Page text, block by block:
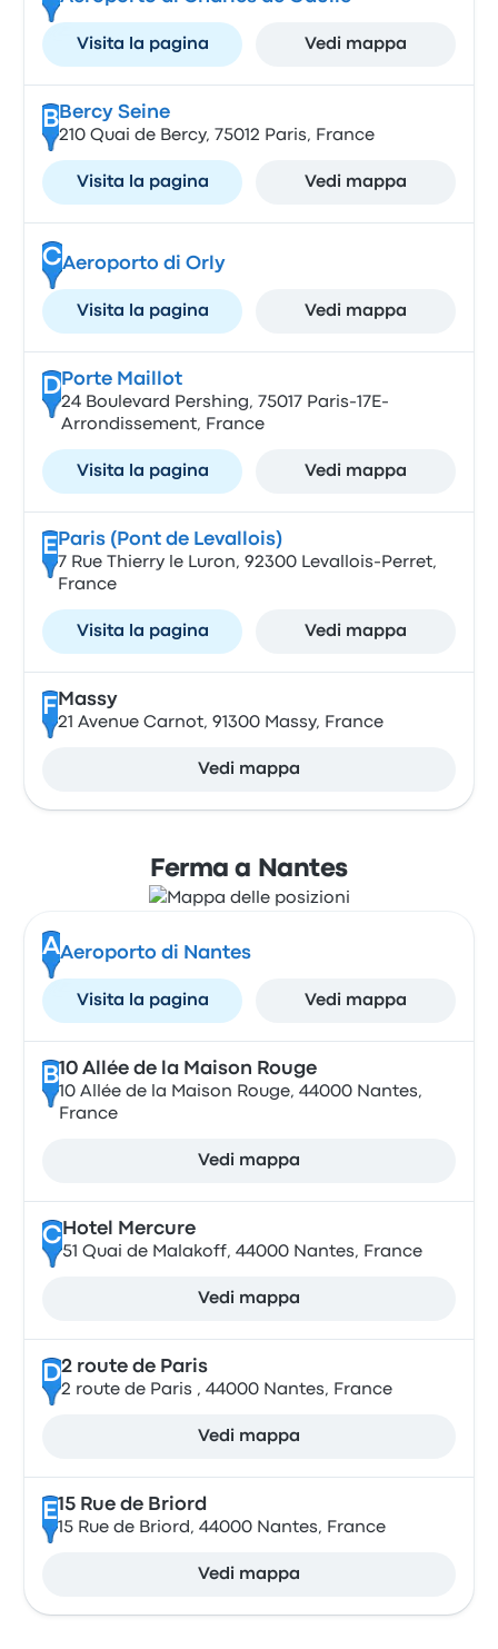
Visita la pagina Vedi mappa
B Bercy Seine
210 Quai de Bercy, 75012 Paris, France
Visita la pagina Vedi mappa
CAeroporto di Orly
Visita la pagina Vedi mappa
DPorte Maillot
24 Boulevard Pershing, 75017 Paris-17E-
Arrondissement, France
Visita la pagina Vedi mappa
E Paris (Pont de Levallois)
7 Rue Thierry le Luron, 92300 Levallois-Perret,
France
Visita la pagina Vedi mappa
F Massy
21 Avenue Carnot, 91300 Massy, France
Vedi mappa
Ferma a Nantes
AAeroporto di Nantes
Visita la pagina Vedi mappa
B10 Allée de la Maison Rouge
10 Allée de la Maison Rouge, 44000 Nantes,
France
Vedi mappa
CHotel Mercure
51 Quai de Malakoff, 44000 Nantes, France
Vedi mappa
D2 route de Paris
2 route de Paris , 44000 Nantes, France
Vedi mappa
E15 Rue de Briord
15 Rue de Briord, 44000 Nantes, France
Vedi mappa